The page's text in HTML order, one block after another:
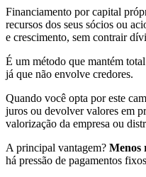
Financiamento por capital
recursos dos seus sócios ou
e crescimento, sem contrair
É um método que mantém
já que não envolve credores.
Quando você opta por este
juros ou devolver valores em
valorização da empresa ou
A principal vantagem? Menos
há pressão de pagamentos